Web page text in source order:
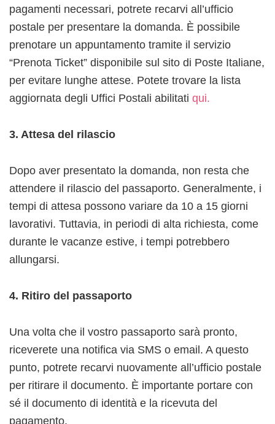
pagamenti necessari, potrete recarvi all’ufficio
postale per presentare la domanda. È possibile
prenotare un appuntamento tramite il servizio
“Prenota Ticket” disponibile sul sito di Poste Italiane,
per evitare lunghe attese. Potete trovare la lista
aggiornata degli Uffici Postali abilitati qui.
3. Attesa del rilascio
Dopo aver presentato la domanda, non resta che
attendere il rilascio del passaporto. Generalmente, i
tempi di attesa possono variare da 10 a 15 giorni
lavorativi. Tuttavia, in periodi di alta richiesta, come
durante le vacanze estive, i tempi potrebbero
allungarsi.
4. Ritiro del passaporto
Una volta che il vostro passaporto sarà pronto,
riceverete una notifica via SMS o email. A questo
punto, potrete recarvi nuovamente all’ufficio postale
per ritirare il documento. È importante portare con
sé il documento di identità e la ricevuta del
pagamento.